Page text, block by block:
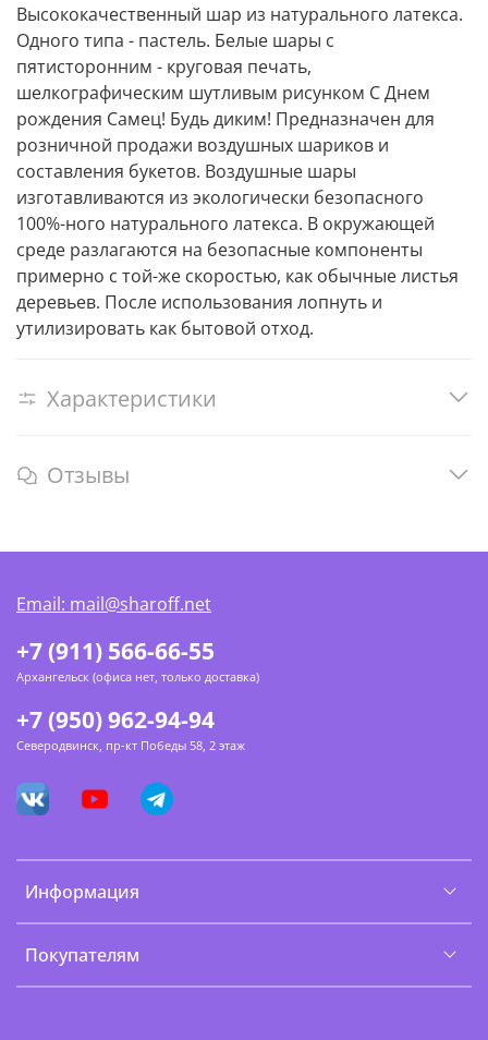
Высококачественный шар из натурального латекса.
Одного типа - пастель. Белые шары с
пятисторонним - круговая печать,
шелкографическим шутливым рисунком С Днем
рождения Самец! Будь диким! Предназначен для
розничной продажи воздушных шариков и
составления букетов. Воздушные шары
изготавливаются из экологически безопасного
100%-ного натурального латекса. В окружающей
среде разлагаются на безопасные компоненты
примерно с той-же скоростью, как обычные листья
деревьев. После использования лопнуть и
утилизировать как бытовой отход.
Характеристики
Отзывы
Информация
Покупателям
+7 (911) 566-66-55
Архангельск (офиса нет, только доставка)
+7 (950) 962-94-94
Северодвинск, пр-кт Победы 58, 2 этаж
Email: mail@sharoff.net